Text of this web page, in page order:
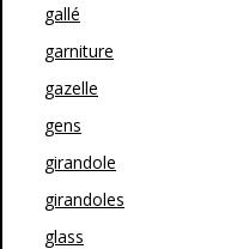
gallé
garniture
gazelle
gens
girandole
girandoles
glass